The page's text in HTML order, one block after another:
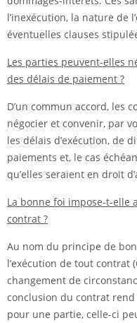
l’inexécution, la nature de
éventuelles clauses
Les parties peuvent-elles
des délais de paiement ?
D’un commun accord, les
négocier et convenir, par
les délais d’exécution, de
paiements et, le cas
qu’elles seraient en droit
La bonne foi impose-t-elle
contrat ?
Au nom du principe de
l’exécution de tout contrat
changement de
conclusion du contrat rend
pour une partie, celle-ci